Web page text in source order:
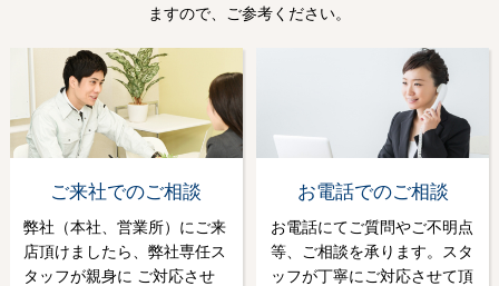
ますので、ご参考ください。
ご来社でのご相談
弊社（本社、営業所）にご来
店頂けましたら、弊社専任ス
タッフが親身に ご対応させ
お電話でのご相談
お電話にてご質問やご不明点
等、ご相談を承ります。スタ
ッフが丁寧にご対応させて頂